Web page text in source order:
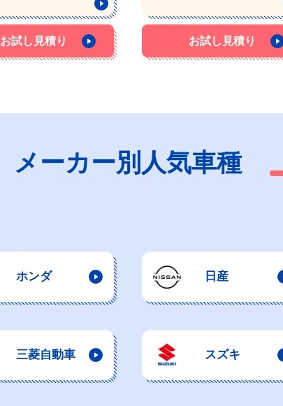
お試し見積り お試し見積り
メーカー別人気車種
ホンダ 日産
三菱自動車 スズキ